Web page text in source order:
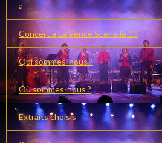
a
Concert à La Vence Scène le 13
Qui sommes-nous ?
Où sommes-nous ?
Extraits choisis